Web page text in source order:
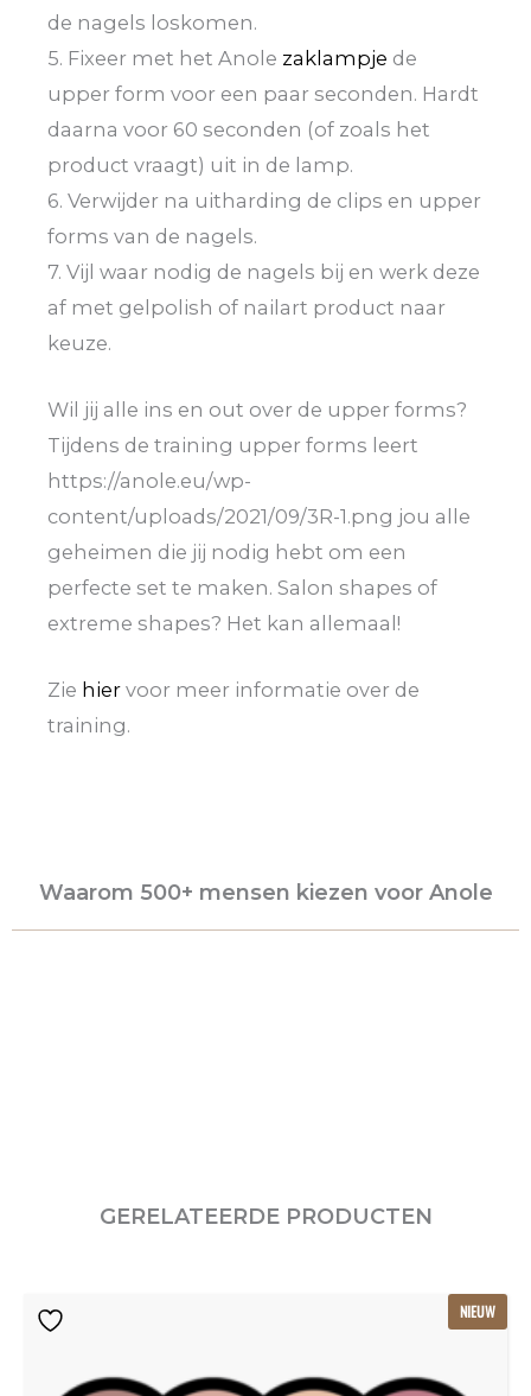
de nagels loskomen.
5. Fixeer met het Anole zaklampje de
upper form voor een paar seconden. Hardt
daarna voor 60 seconden (of zoals het
product vraagt) uit in de lamp.
6. Verwijder na uitharding de clips en upper
forms van de nagels.
7. Vijl waar nodig de nagels bij en werk deze
af met gelpolish of nailart product naar
keuze.
Wil jij alle ins en out over de upper forms?
Tijdens de training upper forms leert
https://anole.eu/wp-
content/uploads/2021/09/3R-1.png jou alle
geheimen die jij nodig hebt om een
perfecte set te maken. Salon shapes of
extreme shapes? Het kan allemaal!
Zie hier voor meer informatie over de
training.
Waarom 500+ mensen kiezen voor Anole
GERELATEERDE PRODUCTEN
NIEUW